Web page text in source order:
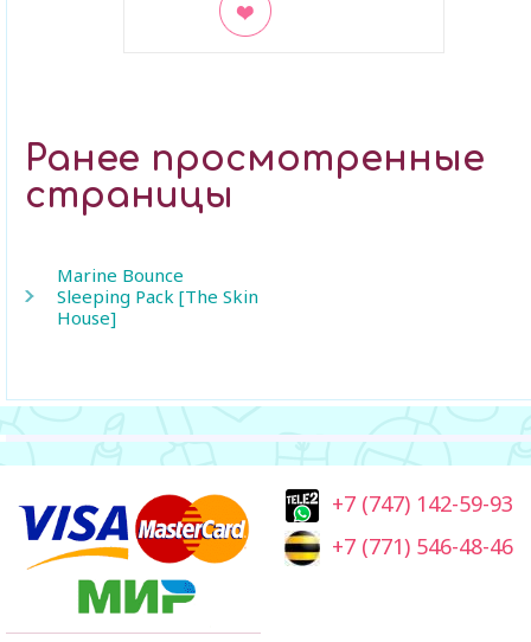
Ранее просмотренные
страницы
Marine Bounce
Sleeping Pack [The Skin
House]
+7 (747) 142-59-93
+7 (771) 546-48-46